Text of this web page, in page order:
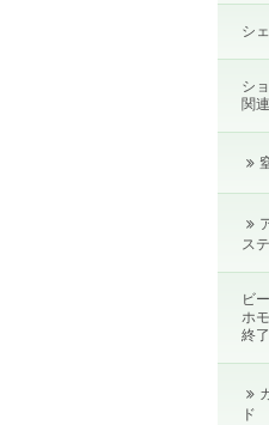
シ
シ
関
ス
ビ
ホ
終
ド